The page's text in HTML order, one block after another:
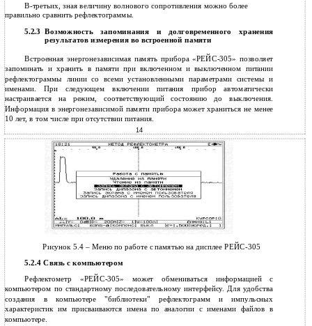
В-третьих, зная величину волнового сопротивления можно более
правильно сравнить рефлектограммы.
5.2.3 Возможность запоминания и долговременного хранения
результатов измерения во встроенной памяти
Встроенная энергонезависимая память прибора «РЕЙС-305» позволяет
запоминать и хранить в памяти при включенном и выключенном питании
рефлектограммы линии со всеми установленными параметрами системы и
именами. При следующем включении питания прибор автоматически
настраивается на режим, соответствующий состоянию до выключения.
Информация в энергонезависимой памяти прибора может храниться не менее
10 лет, в том числе при отсутствии питания.
14
Рисунок 5.4 – Меню по работе с памятью на дисплее РЕЙС-305
5.2.4 Связь с компьютером
Рефлектометр «РЕЙС-305» может обмениваться информацией с
компьютером по стандартному последовательному интерфейсу. Для удобства
создания в компьютере "библиотеки" рефлектограмм и импульсных
характеристик им присваиваются имена по аналогии с именами файлов в
компьютере.